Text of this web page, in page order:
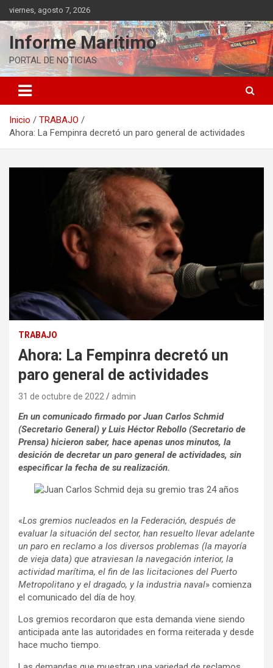
Saltar
al
contenido
viernes, agosto 7, 2026
Informe Marítimo
PORTAL DE NOTICIAS
Inicio
TRABAJO
Ahora: La Fempinra decretó un paro general de actividades
TRABAJO
Ahora: La Fempinra decretó un
paro general de actividades
31 de octubre de 2022 admin
En un comunicado firmado por Juan Carlos Schmid
(Secretario General) y Luis Héctor Rebollo (Secretario de
Prensa) hicieron saber, hace apenas unos minutos, la
desición de decretar un paro general de actividades, sin
especificar la fecha de su realización.
«Los gremios nucleados en la Federación, después de
evaluar la situación del sector, han resuelto llevar adelante
un paro en reclamo a los diversos problemas (la mayoría
de vieja data) que atraviesan la navegación interior, la
actividad marítima, el fin de las licitaciones del Puerto
Metropolitano y el dragado, y la industria naval» comienza
el comunicado del día de hoy.
Los gremios recordaron que esta demanda viene siendo
anticipada ante las autoridades en forma reiterada y desde
hace mucho tiempo.